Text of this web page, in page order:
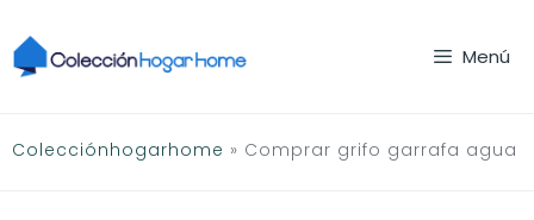
al
contenido
Menú
Colecciónhogarhome » Comprar grifo garrafa agua